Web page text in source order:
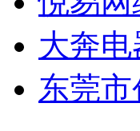
大奔电
东莞